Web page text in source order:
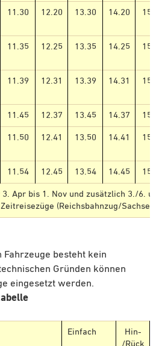
11.30 12.20 13.30 14.20
11.35 12.25 13.35 14.25
11.39 12.31 13.39 14.31
11.45 12.37 13.45 14.37
11.50 12.41 13.50 14.41
11.54 12.45 13.54 14.45
Apr bis 1. Nov und zusätzlich 3./6.
(Reichsbahnzug/
Fahrzeuge besteht kein
Gründen können
eingesetzt werden.
Einfach
Hin-
/Rück